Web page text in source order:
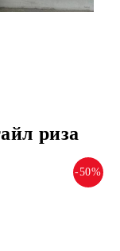
риза
-50%